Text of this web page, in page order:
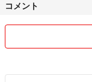
コメント